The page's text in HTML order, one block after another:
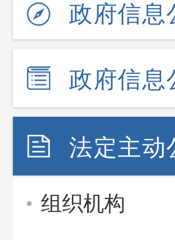
政府信
政府信息
法定主动
组织机构